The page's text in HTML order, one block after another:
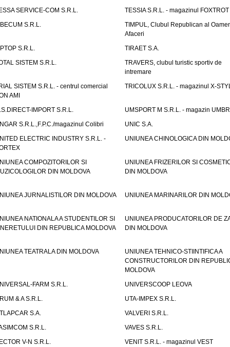
SERVICE-COM S.R.L.
TESSIA S.R.L. - magazinul FOXTROT
S.R.L.
TIMPUL, Clubul Republican al
Afaceri
S.R.L.
TIRAET S.A.
SISTEM S.R.L.
TRAVERS, clubul turistic sportiv de
intremare
SISTEM S.R.L. - centrul comercial
AMI
TRICOLUX S.R.L. - magazinul X-
IMPORT S.R.L.
UMSPORT M S.R.L. - magazin
S.R.L.,F.P.C./magazinul Colibri
UNIC S.A.
ELECTRIC INDUSTRY S.R.L. -
UNIUNEA CHINOLOGICA DIN
COMPOZITORILOR SI
DIN MOLDOVA
UNIUNEA FRIZERILOR SI
DIN MOLDOVA
JURNALISTILOR DIN MOLDOVA UNIUNEA MARINARILOR DIN
NATIONALA A STUDENTILOR SI
DIN REPUBLICA MOLDOVA
UNIUNEA PRODUCATORILOR DE
DIN MOLDOVA
TEATRALA DIN MOLDOVA
UNIUNEA TEHNICO-STIINTIFICA A
CONSTRUCTORILOR DIN
MOLDOVA
FARM S.R.L.
UNIVERSCOOP LEOVA
& A S.R.L.
UTA-IMPEX S.R.L.
S.A.
VALVERI S.R.L.
S.R.L.
VAVES S.R.L.
V-N S.R.L.
VENIT S.R.L. - magazinul VEST